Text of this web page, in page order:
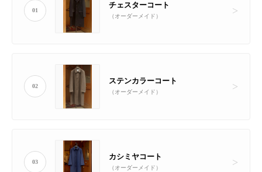
01
チェスターコート
（オーダーメイド）
02
ステンカラーコート
（オーダーメイド）
03
カシミヤコート
（オーダーメイド）